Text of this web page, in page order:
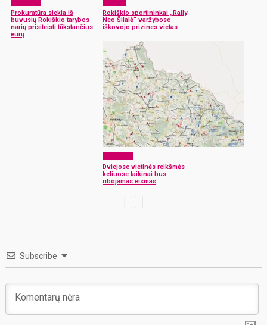
Prokuratūra siekia iš
buvusių Rokiškio tarybos
narių prisiteisti tūkstančius
eurų
Rokiškio sportininkai „Rally
Neo Šilalė“ varžybose
iškovojo prizines vietas
Dviejose vietinės reikšmės
keliuose laikinai bus
ribojamas eismas
Subscribe